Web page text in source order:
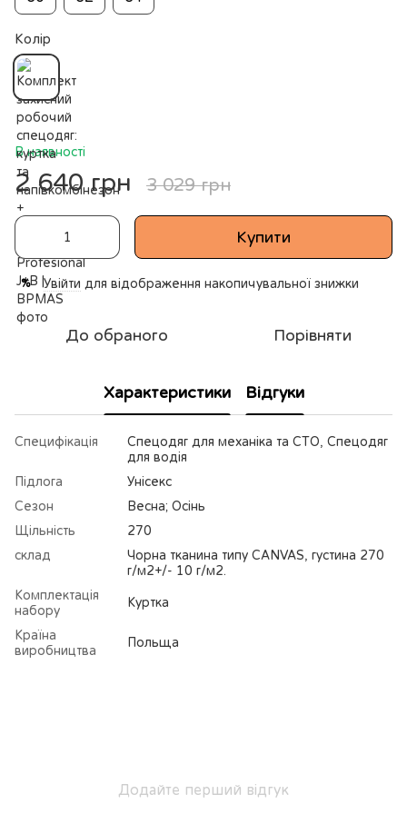
Колір
В наявності
2 640 грн 3 029 грн
Купити
% Увійти для відображення накопичувальної знижки
До обраного Порівняти
Характеристики Відгуки
Специфікація
Спецодяг для механіка та СТО, Спецодяг
для водія
Підлога
Унісекс
Сезон
Весна; Осінь
Щільність
270
склад
Чорна тканина типу CANVAS, густина 270
г/м2+/- 10 г/м2.
Комплектація
набору
Куртка
Країна
виробництва
Польща
Додайте перший відгук